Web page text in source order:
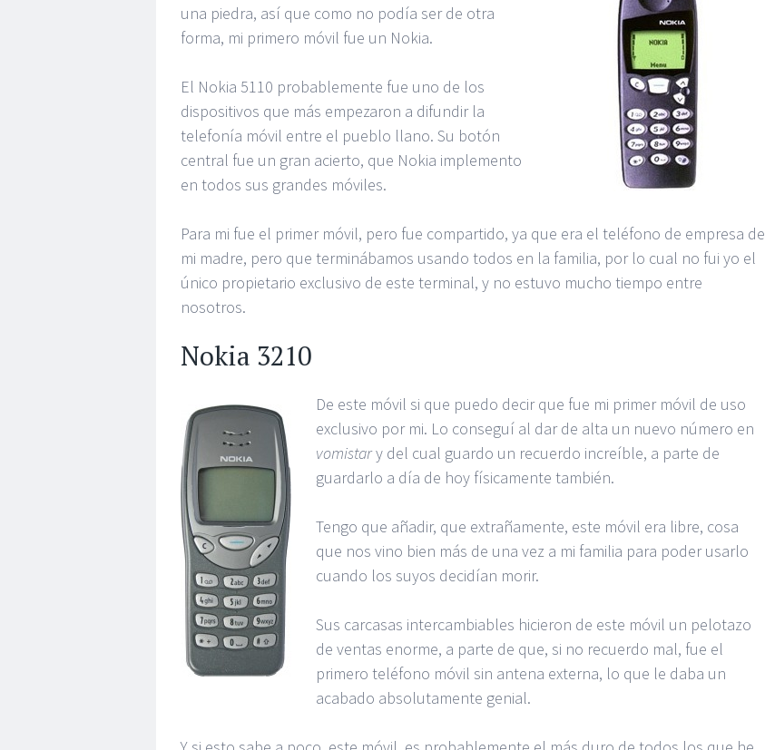
una piedra, así que como no podía ser de otra
forma, mi primero móvil fue un Nokia.
El Nokia 5110 probablemente fue uno de los
dispositivos que más empezaron a difundir la
telefonía móvil entre el pueblo llano. Su botón
central fue un gran acierto, que Nokia implemento
en todos sus grandes móviles.
Para mi fue el primer móvil, pero fue compartido, ya que era el teléfono de empresa de
mi madre, pero que terminábamos usando todos en la familia, por lo cual no fui yo el
único propietario exclusivo de este terminal, y no estuvo mucho tiempo entre
nosotros.
Nokia 3210
De este móvil si que puedo decir que fue mi primer móvil de uso
exclusivo por mi. Lo conseguí al dar de alta un nuevo número en
vomistary del cual guardo un recuerdo increíble, a parte de
guardarlo a día de hoy físicamente también.
Tengo que añadir, que extrañamente, este móvil era libre, cosa
que nos vino bien más de una vez a mi familia para poder usarlo
cuando los suyos decidían morir.
Sus carcasas intercambiables hicieron de este móvil un pelotazo
de ventas enorme, a parte de que, si no recuerdo mal, fue el
primero teléfono móvil sin antena externa, lo que le daba un
acabado absolutamente genial.